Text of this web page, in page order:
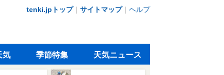
tenki.jpトップ｜ サイトマップ｜ ヘルプ
気 季節特集 天気ニュース